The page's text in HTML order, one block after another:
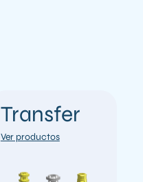
Transfer
Ver productos